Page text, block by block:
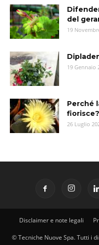
del
19
19 Gennaio
Perché
fiorisce?
26 Luglio
Disclaimer e note legali
© Tecniche Nuove Spa. Tutti i